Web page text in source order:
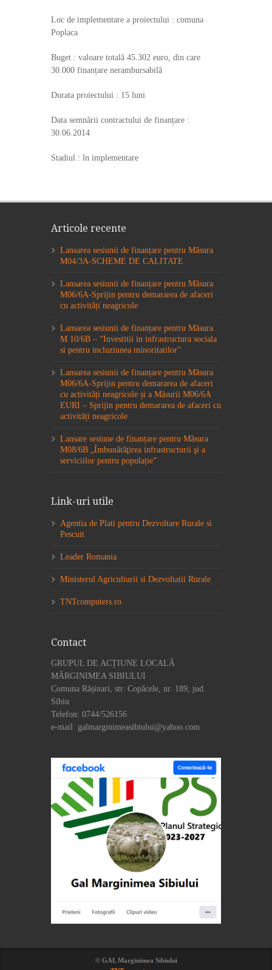
Loc de implementare a proiectului : comuna
Poplaca
Buget : valoare totală 45.302 euro, din care
30.000 finanțare nerambursabilă
Durata proiectului : 15 luni
Data semnării contractului de finanțare :
30.06.2014
Stadiul : în implementare
Articole recente
Lansarea sesiunii de finanțare pentru Măsura
M04/3A-SCHEME DE CALITATE
Lansarea sesiunii de finanțare pentru Măsura
M06/6A-Sprijin pentru demararea de afaceri
cu activități neagricole
Lansarea sesiunii de finanțare pentru Măsura
M 10/6B – “Investitii in infrastructura sociala
si pentru incluziunea minoritatilor”
Lansarea sesiunii de finanțare pentru Măsura
M06/6A-Sprijin pentru demararea de afaceri
cu activități neagricole și a Măsurii M06/6A
EURI – Sprijin pentru demararea de afaceri cu
activități neagricole
Lansare sesiune de finanțare pentru Măsura
M08/6B „Îmbunătăţirea infrastructurii şi a
serviciilor pentru populație”
Link-uri utile
Agentia de Plati pentru Dezvoltare Rurale si
Pescuit
Leader Romania
Ministerul Agriculturii si Dezvoltatii Rurale
TNTcomputers.ro
Contact
GRUPUL DE ACȚIUNE LOCALĂ
MĂRGINIMEA SIBIULUI
Comuna Rășinari, str. Copăcele, nr. 189, jud.
Sibiu
Telefon: 0744/526156
e-mail: galmarginimeasibiului@yahoo.com
© GAL Marginimea Sibiului